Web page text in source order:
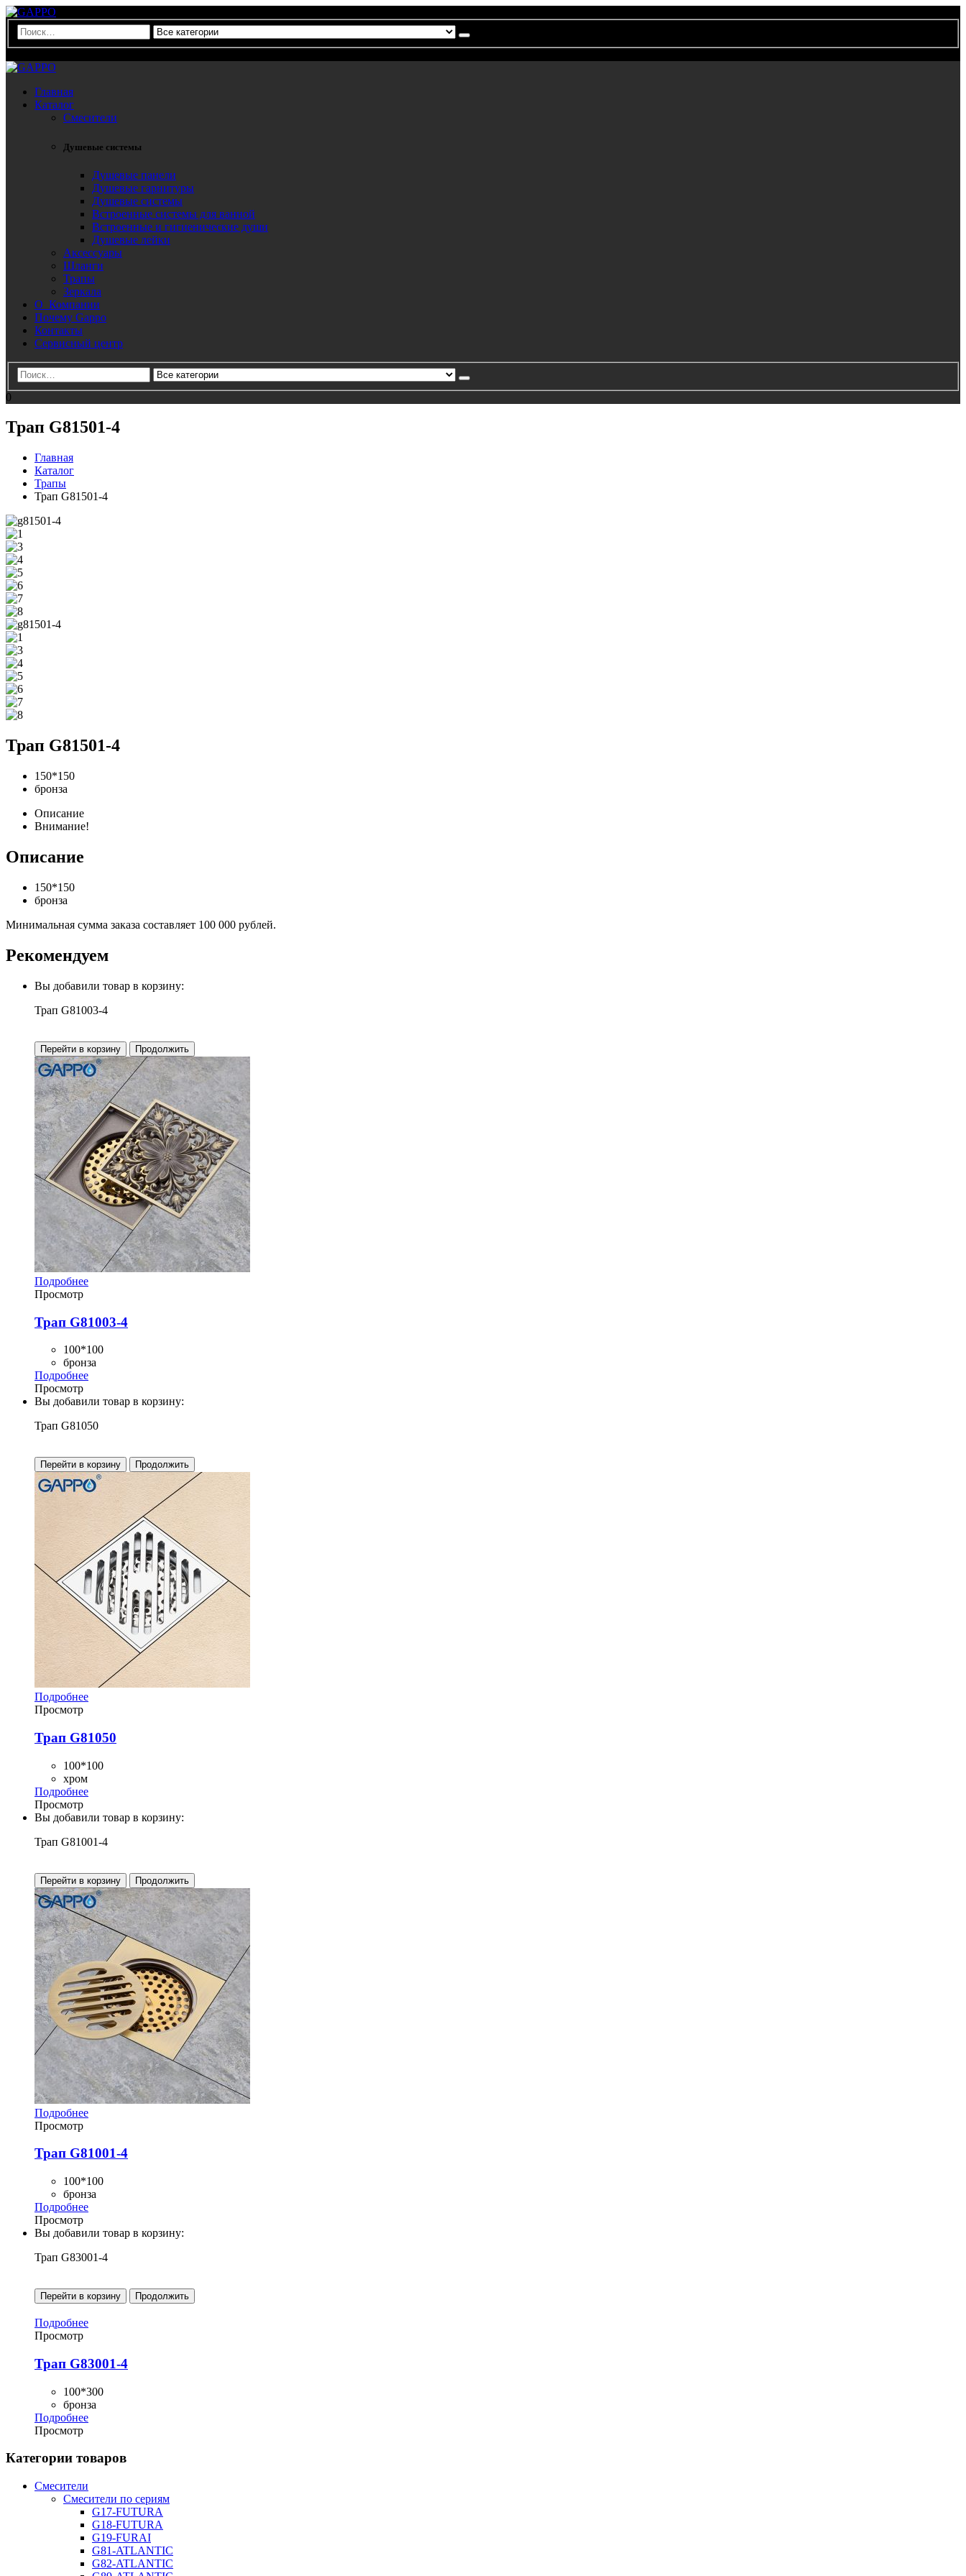
Главная
Каталог
Смесители
Душевые системы
Душевые панели
Душевые гарнитуры
Душевые системы
Встроенные системы для ванной
Встроенные и гигиенические души
Душевые лейки
Аксессуары
Шланги
Трапы
Зеркала
О Компании
Почему Gappo
Контакты
Сервисный центр
0
Трап G81501-4
Главная
Каталог
Трапы
Трап G81501-4
Трап G81501-4
150*150
бронза
Описание
Внимание!
Описание
150*150
бронза
Минимальная сумма заказа составляет 100 000 рублей.
Рекомендуем
Вы добавили товар в корзину:
Трап G81003-4
Перейти в корзину Продолжить
Подробнее
Просмотр
Трап G81003-4
100*100
бронза
Подробнее
Просмотр
Вы добавили товар в корзину:
Трап G81050
Перейти в корзину Продолжить
Подробнее
Просмотр
Трап G81050
100*100
хром
Подробнее
Просмотр
Вы добавили товар в корзину:
Трап G81001-4
Перейти в корзину Продолжить
Подробнее
Просмотр
Трап G81001-4
100*100
бронза
Подробнее
Просмотр
Вы добавили товар в корзину:
Трап G83001-4
Перейти в корзину Продолжить
Подробнее
Просмотр
Трап G83001-4
100*300
бронза
Подробнее
Просмотр
Категории товаров
Смесители
Смесители по сериям
G17-FUTURA
G18-FUTURA
G19-FURAI
G81-ATLANTIC
G82-ATLANTIC